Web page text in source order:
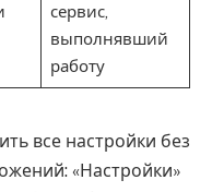
сервис,
выполнявший
работу
все настройки без
«Настройки»